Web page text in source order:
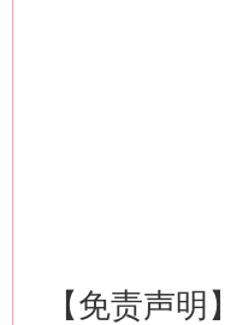
【免责声